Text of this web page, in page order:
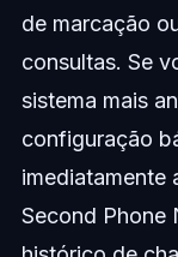
de marcação
consultas. Se
sistema mais
configuração
imediatamente
Second Phone